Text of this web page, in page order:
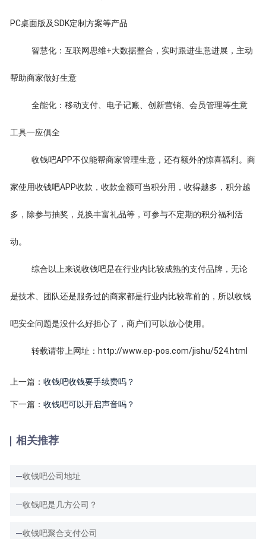
PC桌面版及SDK定制方案等产品
智慧化：互联网思维+大数据整合，实时跟进生意进展，主动
帮助商家做好生意
全能化：移动支付、电子记账、创新营销、会员管理等生意
工具一应俱全
收钱吧APP不仅能帮商家管理生意，还有额外的惊喜福利。商
家使用收钱吧APP收款，收款金额可当积分用，收得越多，积分越
多，除参与抽奖，兑换丰富礼品等，可参与不定期的积分福利活
动。
综合以上来说收钱吧是在行业内比较成熟的支付品牌，无论
是技术、团队还是服务过的商家都是行业内比较靠前的，所以收钱
吧安全问题是没什么好担心了，商户们可以放心使用。
转载请带上网址：http://www.ep-pos.com/jishu/524.html
上一篇：收钱吧收钱要手续费吗？
下一篇：收钱吧可以开启声音吗？
相关推荐
收钱吧公司地址
收钱吧是几方公司？
收钱吧聚合支付公司